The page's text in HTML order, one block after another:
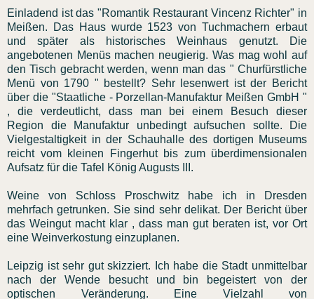
Einladend ist das "Romantik Restaurant Vincenz Richter" in
Meißen. Das Haus wurde 1523 von Tuchmachern erbaut
und später als historisches Weinhaus genutzt. Die
angebotenen Menüs machen neugierig. Was mag wohl auf
den Tisch gebracht werden, wenn man das " Churfürstliche
Menü von 1790 " bestellt? Sehr lesenwert ist der Bericht
über die "Staatliche - Porzellan-Manufaktur Meißen GmbH "
, die verdeutlicht, dass man bei einem Besuch dieser
Region die Manufaktur unbedingt aufsuchen sollte. Die
Vielgestaltigkeit in der Schauhalle des dortigen Museums
reicht vom kleinen Fingerhut bis zum überdimensionalen
Aufsatz für die Tafel König Augusts III.
Weine von Schloss Proschwitz habe ich in Dresden
mehrfach getrunken. Sie sind sehr delikat. Der Bericht über
das Weingut macht klar , dass man gut beraten ist, vor Ort
eine Weinverkostung einzuplanen.
Leipzig ist sehr gut skizziert. Ich habe die Stadt unmittelbar
nach der Wende besucht und bin begeistert von der
optischen Veränderung. Eine Vielzahl von